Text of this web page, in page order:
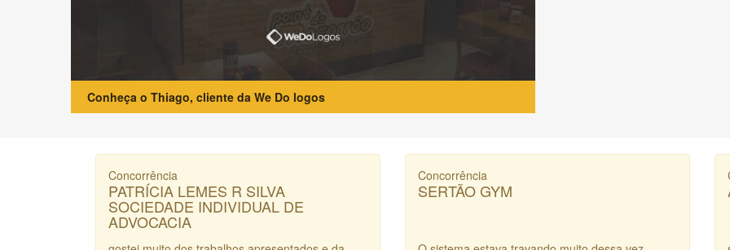
Conheça o Thiago, cliente da We Do logos
Concorrência
PATRÍCIA LEMES R SILVA
SOCIEDADE INDIVIDUAL DE
ADVOCACIA
Concorrência
SERTÃO GYM